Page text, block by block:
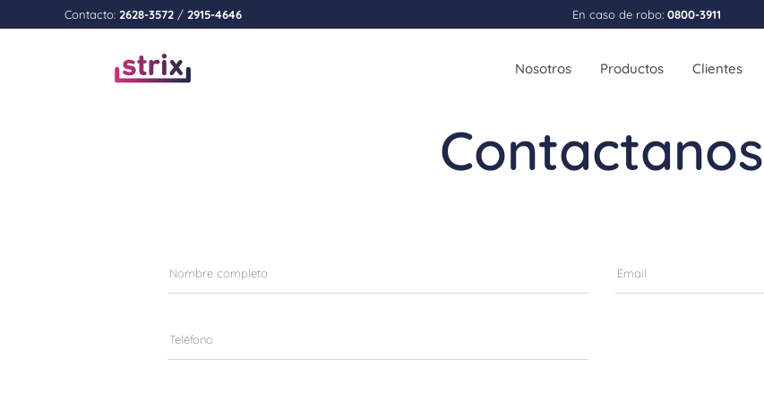
Contacto: 2628-3572 / 2915-4646 En caso de robo: 0800-3911
Nosotros Productos
Personas
Clientes
Contactanos